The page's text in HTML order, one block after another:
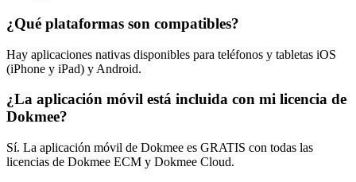
¿Qué plataformas son compatibles?
Hay aplicaciones nativas disponibles para teléfonos y tabletas iOS
(iPhone y iPad) y Android.
¿La aplicación móvil está incluida con mi licencia de
Dokmee?
Sí. La aplicación móvil de Dokmee es GRATIS con todas las
licencias de Dokmee ECM y Dokmee Cloud.